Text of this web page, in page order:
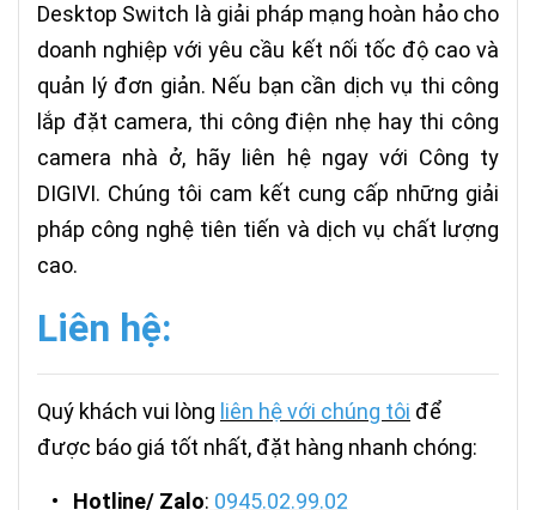
Desktop Switch là giải pháp mạng hoàn hảo cho
doanh nghiệp với yêu cầu kết nối tốc độ cao và
quản lý đơn giản. Nếu bạn cần dịch vụ thi công
lắp đặt camera, thi công điện nhẹ hay thi công
camera nhà ở, hãy liên hệ ngay với Công ty
DIGIVI. Chúng tôi cam kết cung cấp những giải
pháp công nghệ tiên tiến và dịch vụ chất lượng
cao.
Liên hệ:
Quý khách vui lòng liên hệ với chúng tôi để
được báo giá tốt nhất, đặt hàng nhanh chóng:
• Hotline/ Zalo: 0945.02.99.02